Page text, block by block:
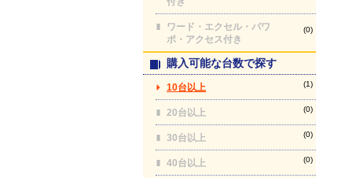
ワード・エクセル・パワ
ポ・アクセス付き
(0)
購入可能な台数で探す
10台以上 (1)
20台以上 (0)
30台以上 (0)
40台以上 (0)